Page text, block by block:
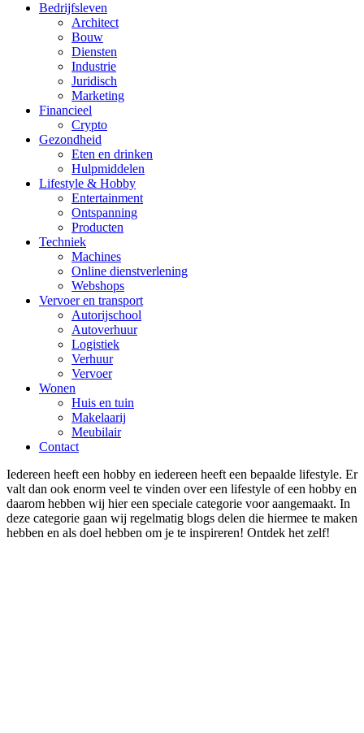
Bedrijfsleven
Architect
Bouw
Diensten
Industrie
Juridisch
Marketing
Financieel
Crypto
Gezondheid
Eten en drinken
Hulpmiddelen
Lifestyle & Hobby
Entertainment
Ontspanning
Producten
Techniek
Machines
Online dienstverlening
Webshops
Vervoer en transport
Autorijschool
Autoverhuur
Logistiek
Verhuur
Vervoer
Wonen
Huis en tuin
Makelaarij
Meubilair
Contact
Iedereen heeft een hobby en iedereen heeft een bepaalde lifestyle. Er
valt dan ook enorm veel te vinden over een lifestyle of een hobby en
daarom hebben wij hier een speciale categorie voor aangemaakt. In
deze categorie gaan wij regelmatig blogs delen die hiermee te maken
hebben en als doel hebben om je te inspireren! Ontdek het zelf!